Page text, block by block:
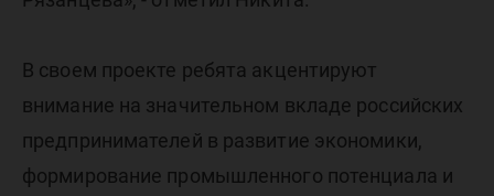
В своем проекте ребята акцентируют
внимание на значительном вкладе российских
предпринимателей в развитие экономики,
формирование промышленного потенциала и